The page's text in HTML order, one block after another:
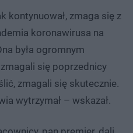
kontynuował, zmaga się z
koronawirusa na
była ogromnym
się poprzednicy
zmagali się skutecznie.
wytrzymał – wskazał.